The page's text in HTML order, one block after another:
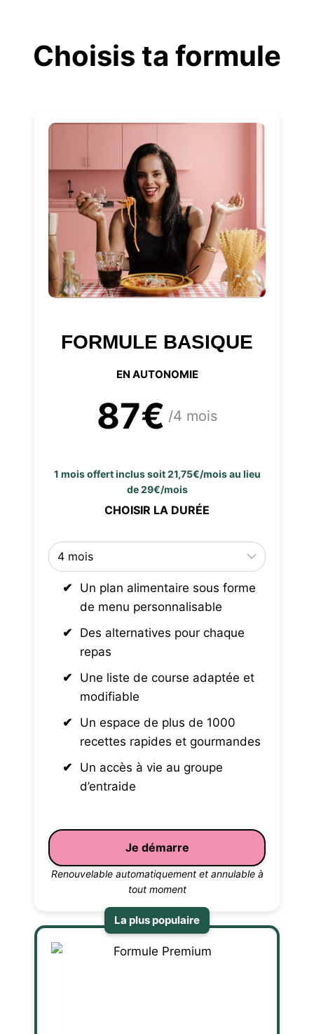
contenuChoisis ta formule
FORMULE BASIQUE
EN AUTONOMIE
87€ /4 mois
1 mois offert inclus soit 21,75€/mois au lieu
de 29€/mois
CHOISIR LA DURÉE
Un plan alimentaire sous forme
de menu personnalisable
Des alternatives pour chaque
repas
Une liste de course adaptée et
modifiable
Un espace de plus de 1000
recettes rapides et gourmandes
Un accès à vie au groupe
d’entraide
Je démarre
Renouvelable automatiquement et annulable à
tout moment